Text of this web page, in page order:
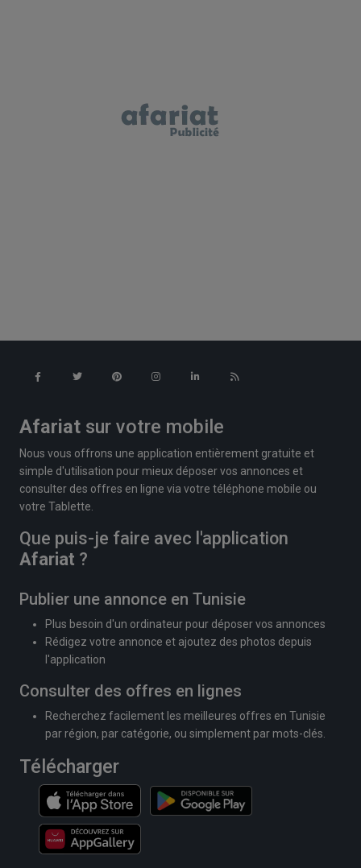
Afariat sur votre mobile
Nous vous offrons une application entièrement gratuite et
simple d'utilisation pour mieux déposer vos annonces et
consulter des offres en ligne via votre téléphone mobile ou
votre Tablette.
Que puis-je faire avec l'application
Afariat ?
Publier une annonce en Tunisie
Plus besoin d'un ordinateur pour déposer vos annonces
Rédigez votre annonce et ajoutez des photos depuis
l'application
Consulter des offres en lignes
Recherchez facilement les meilleures offres en Tunisie
par région, par catégorie, ou simplement par mots-clés.
Télécharger